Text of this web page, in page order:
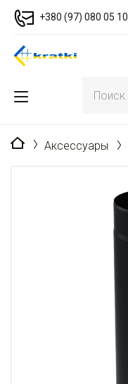
+380 (97) 080 05 10
Главная
Аксессуары